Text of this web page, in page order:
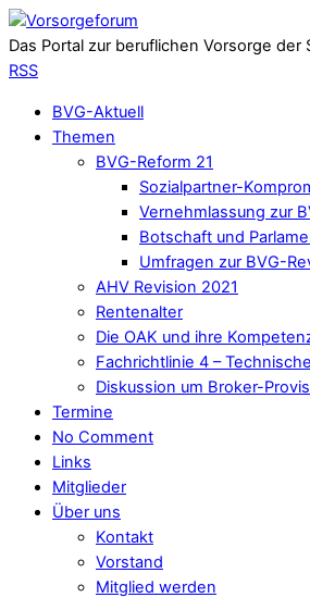
Das Portal zur beruflichen Vorsorge der
RSS
BVG-Aktuell
Themen
BVG-Reform 21
Sozialpartner-
Vernehmlassung zur
Botschaft und
Umfragen zur BVG-
AHV Revision 2021
Rentenalter
Die OAK und ihre
Fachrichtlinie 4 –
Diskussion um Broker-
Termine
No Comment
Links
Mitglieder
Über uns
Kontakt
Vorstand
Mitglied werden